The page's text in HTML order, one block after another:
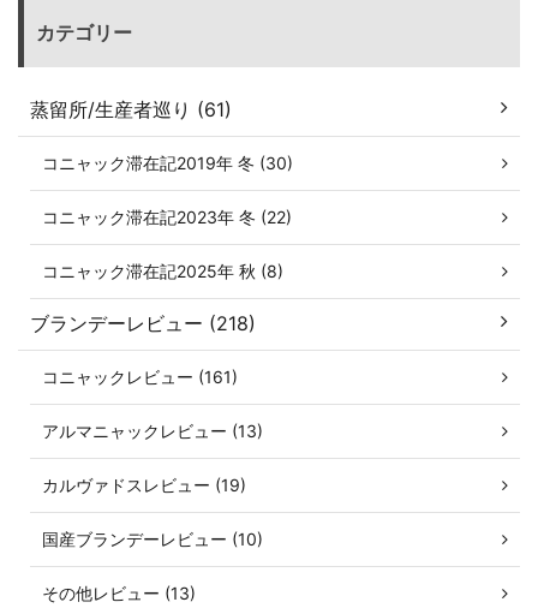
カテゴリー
蒸留所/生産者巡り (61)
コニャック滞在記2019年 冬 (30)
コニャック滞在記2023年 冬 (22)
コニャック滞在記2025年 秋 (8)
ブランデーレビュー (218)
コニャックレビュー (161)
アルマニャックレビュー (13)
カルヴァドスレビュー (19)
国産ブランデーレビュー (10)
その他レビュー (13)